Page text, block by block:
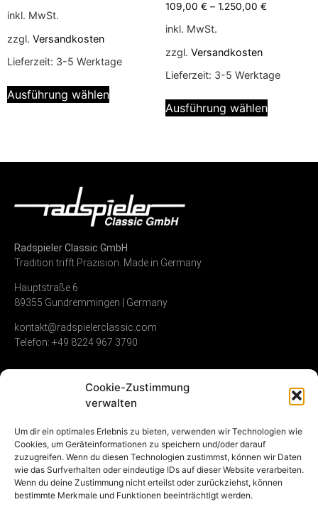
Cookie-Zustimmung
verwalten
Um dir ein optimales Erlebnis zu bieten, verwenden wir Technologien wie
Cookies, um Geräteinformationen zu speichern und/oder darauf
zuzugreifen. Wenn du diesen Technologien zustimmst, können wir Daten
wie das Surfverhalten oder eindeutige IDs auf dieser Website verarbeiten.
Wenn du deine Zustimmung nicht erteilst oder zurückziehst, können
bestimmte Merkmale und Funktionen beeinträchtigt werden.
inkl. MwSt.
zzgl. Versandkosten
Lieferzeit: 3-5 Werktage
Ausführung wählen
109,00 € – 1.250,00 €
inkl. MwSt.
zzgl. Versandkosten
Lieferzeit: 3-5 Werktage
Ausführung wählen
Radspieler Classic GmbH
Tradition trifft Präzision. Made in Germany.
Hauptstraße 6
89355 Gundremmingen | Germany
kontakt@radspielerclassic.com
Telefon: +49 8224 967 3790
Zündverteiler
Service & Reparatur
Vollumfängliche
Instandsetzung
Gebrauchte
Zündverteiler
Shop
Allgemeine
Geschäftsbedingungen
Widerrufsrecht
Datenschutz
Impressum
Kontakt
Umwelt &
Nachhaltigkeit
Karriere